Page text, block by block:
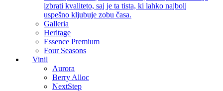
izbrati kvaliteto, saj je ta tista, ki lahko najbolj
uspešno kljubuje zobu časa.
Galleria
Heritage
Essence Premium
Four Seasons
Vinil
Aurora
Berry Alloc
NextStep